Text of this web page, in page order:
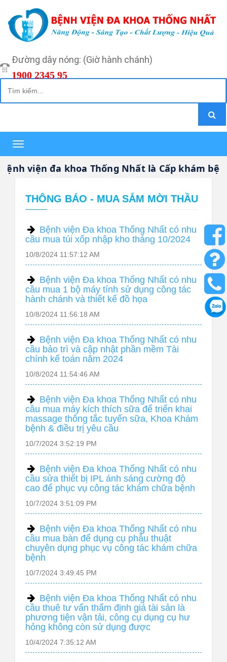
Đường dây nóng: (Giờ hành chánh)
1900 2345 95
Toggle
navigation
viện đa khoa Thống Nhất là Cấp khám bệnh,
THÔNG BÁO - MUA SẮM MỜI THẦU
Bệnh viện Đa khoa Thống Nhất có nhu
cầu mua túi xốp nhập kho tháng 10/2024
10/8/2024 11:57:12 AM
Bệnh viện Đa khoa Thống Nhất có nhu
cầu mua 1 bộ máy tính sử dụng công tác
hành chánh và thiết kế đồ họa
10/8/2024 11:56:18 AM
Bệnh viện Đa khoa Thống Nhất có nhu
cầu bảo trì và cập nhật phần mềm Tài
chính kế toán năm 2024
10/8/2024 11:54:46 AM
Bệnh viện Đa khoa Thống Nhất có nhu
cầu mua máy kích thích sữa để triển khai
massage thông tắc tuyến sữa, Khoa Khám
bệnh & điều trị yêu cầu
10/7/2024 3:52:19 PM
Bệnh viện Đa khoa Thống Nhất có nhu
cầu sửa thiết bị IPL ánh sáng cường độ
cao để phục vụ công tác khám chữa bệnh
10/7/2024 3:51:09 PM
Bệnh viện Đa khoa Thống Nhất có nhu
cầu mua bàn để dụng cụ phẫu thuật
chuyên dụng phục vụ công tác khám chữa
bệnh
10/7/2024 3:49:45 PM
Bệnh viện Đa khoa Thống Nhất có nhu
cầu thuê tư vấn thẩm định giá tài sản là
phương tiện vận tải, công cụ dụng cụ hư
hỏng không còn sử dụng được
10/4/2024 7:35:12 AM